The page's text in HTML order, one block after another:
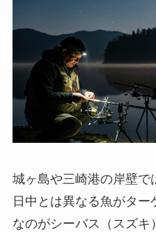
城ヶ島や三崎港の岸壁で
日中とは異なる魚がタ
なのがシーバス（スズ